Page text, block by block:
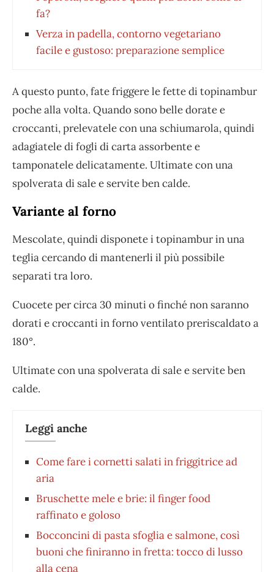
fa?
Verza in padella, contorno vegetariano
facile e gustoso: preparazione semplice
A questo punto, fate friggere le fette di topinambur
poche alla volta. Quando sono belle dorate e
croccanti, prelevatele con una schiumarola, quindi
adagiatele di fogli di carta assorbente e
tamponatele delicatamente. Ultimate con una
spolverata di sale e servite ben calde.
Variante al forno
Mescolate, quindi disponete i topinambur in una
teglia cercando di mantenerli il più possibile
separati tra loro.
Cuocete per circa 30 minuti o finché non saranno
dorati e croccanti in forno ventilato preriscaldato a
180°.
Ultimate con una spolverata di sale e servite ben
calde.
Leggi anche
Come fare i cornetti salati in friggitrice ad
aria
Bruschette mele e brie: il finger food
raffinato e goloso
Bocconcini di pasta sfoglia e salmone, così
buoni che finiranno in fretta: tocco di lusso
alla cena